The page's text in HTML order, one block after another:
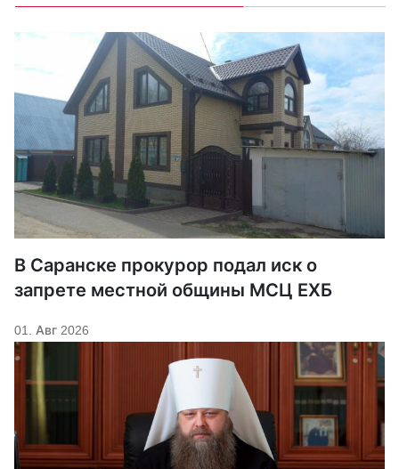
В Саранске прокурор подал иск о
запрете местной общины МСЦ ЕХБ
01. Авг 2026